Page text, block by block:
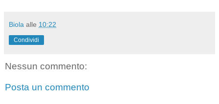
Biola alle 10:22
Condividi
Nessun commento:
Posta un commento